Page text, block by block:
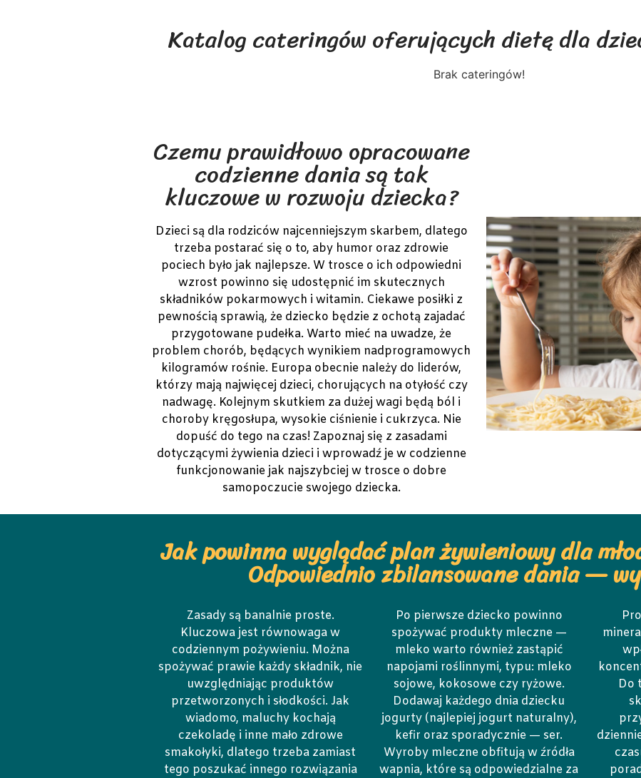
Katalog cateringów oferujących dietę dla
Brak cateringów!
Czemu prawidłowo opracowane
codzienne dania są tak
kluczowe w rozwoju dziecka?
Dzieci są dla rodziców najcenniejszym skarbem, dlatego
trzeba postarać się o to, aby humor oraz zdrowie
pociech było jak najlepsze. W trosce o ich odpowiedni
wzrost powinno się udostępnić im skutecznych
składników pokarmowych i witamin. Ciekawe posiłki z
pewnością sprawią, że dziecko będzie z ochotą zajadać
przygotowane pudełka. Warto mieć na uwadze, że
problem chorób, będących wynikiem nadprogramowych
kilogramów rośnie. Europa obecnie należy do liderów,
którzy mają najwięcej dzieci, chorujących na otyłość czy
nadwagę. Kolejnym skutkiem za dużej wagi będą ból i
choroby kręgosłupa, wysokie ciśnienie i cukrzyca. Nie
dopuść do tego na czas! Zapoznaj się z zasadami
dotyczącymi żywienia dzieci i wprowadź je w codzienne
funkcjonowanie jak najszybciej w trosce o dobre
samopoczucie swojego dziecka.
Jak powinna wyglądać plan żywieniowy dla
Odpowiednio zbilansowane dania —
Zasady są banalnie proste.
Kluczowa jest równowaga w
codziennym pożywieniu. Można
spożywać prawie każdy składnik, nie
uwzględniając produktów
przetworzonych i słodkości. Jak
wiadomo, maluchy kochają
czekoladę i inne mało zdrowe
smakołyki, dlatego trzeba zamiast
tego poszukać innego rozwiązania
Po pierwsze dziecko powinno
spożywać produkty mleczne —
mleko warto również zastąpić
napojami roślinnymi, typu: mleko
sojowe, kokosowe czy ryżowe.
Dodawaj każdego dnia dziecku
jogurty (najlepiej jogurt naturalny),
kefir oraz sporadycznie — ser.
Wyroby mleczne obfitują w źródła
wapnia, które są odpowiedzialne za
Do